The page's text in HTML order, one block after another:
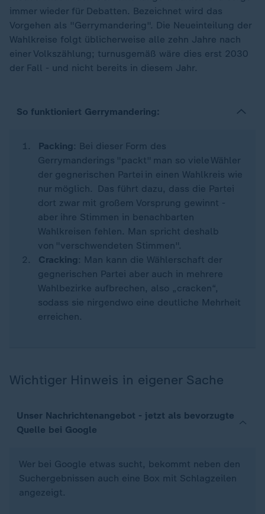
immer wieder für Debatten. Bezeichnet wird das
Vorgehen als "Gerrymandering". Die Neueinteilung der
Wahlkreise folgt üblicherweise alle zehn Jahre nach
einer Volkszählung; turnusgemäß wäre dies erst 2030
der Fall - und nicht bereits in diesem Jahr.
So funktioniert Gerrymandering:
Packing : Bei dieser Form des
Gerrymanderings "packt" man so viele Wähler
der gegnerischen Partei in einen Wahlkreis wie
nur möglich. Das führt dazu, dass die Partei
dort zwar mit großem Vorsprung gewinnt -
aber ihre Stimmen in benachbarten
Wahlkreisen fehlen. Man spricht deshalb
von "verschwendeten Stimmen".
Cracking : Man kann die Wählerschaft der
gegnerischen Partei aber auch in mehrere
Wahlbezirke aufbrechen, also „cracken“,
sodass sie nirgendwo eine deutliche Mehrheit
erreichen.
Wichtiger Hinweis in eigener Sache
Unser Nachrichtenangebot - jetzt als bevorzugte
Quelle bei Google
Wer bei Google etwas sucht, bekommt neben den
Suchergebnissen auch eine Box mit Schlagzeilen
angezeigt.